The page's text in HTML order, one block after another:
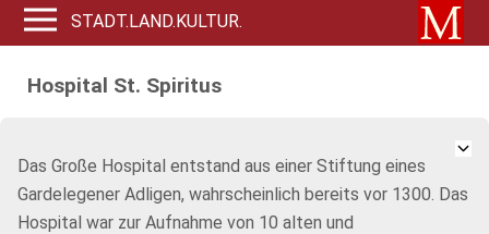
STADT.LAND.KULTUR.
Hospital St. Spiritus
Das Große Hospital entstand aus einer Stiftung eines
Gardelegener Adligen, wahrscheinlich bereits vor 1300. Das
Hospital war zur Aufnahme von 10 alten und